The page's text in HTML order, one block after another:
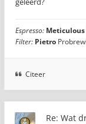
Espresso: Meticulous
Filter: Pietro
Citeer
Re: Wat